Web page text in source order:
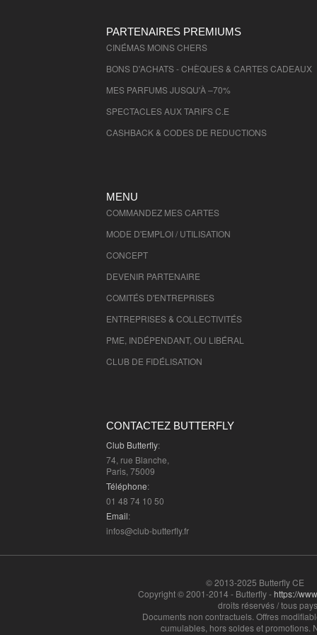
Seine et Marne - 77000 , (fr)
Yvelines - 78000 , (fr)
Deux Sevres - 79000 , (fr)
Ardennes - 8000 , (fr)
Vendee
Vienne - 86000 , (fr)
Haute Vienne - 87000 , (fr)
Vosges
Yonne - 89000 , (fr)
Ariege - 9000 , (fr)
Territoire de Belfort - 90000 , (fr)
Essonne
PARTENAIRES PREMIUMS
CINÉMAS MOINS CHERS
BONS D'ACHATS - CHÈQUES & CARTES CADEAUX
MES PARFUMS JUSQU'À –70%
SPECTACLES AUX TARIFS C.E
CASHBACK & CODES DE REDUCTIONS
MENU
COMMANDEZ MES CARTES
MODE D'EMPLOI / UTILISATION
CONCEPT
DEVENIR PARTENAIRE
COMITÉS D'ENTREPRISES
ENTREPRISES & COLLECTIVITÉS
PME, INDÉPENDANT, OU LIBÉRAL
CLUB DE FIDÉLISATION
CONTACTEZ BUTTERFLY
Club Butterfly:
74, rue Blanche,
Paris, 75009
Téléphone:
01 48 74 10 50
Email:
infos@club-butterfly.fr
© 2013-2025 Butterfly CE
Copyright © 2001-2014 - Butterfly -https://
droits réservés / tous
Documents non contractuels. Offres
cumulables, hors soldes et promotions.